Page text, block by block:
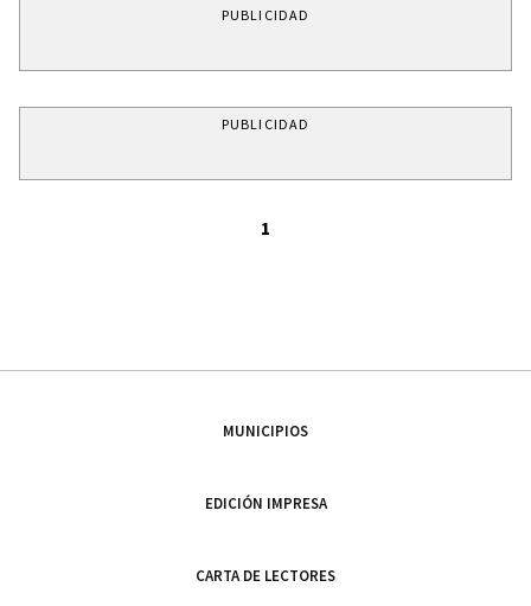
PUBLICIDAD
PUBLICIDAD
1
MUNICIPIOS
EDICIÓN IMPRESA
CARTA DE LECTORES